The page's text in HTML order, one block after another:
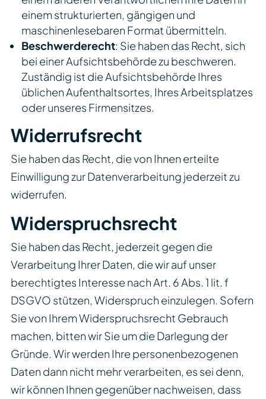
einem strukturierten, gängigen und
maschinenlesebaren Format übermitteln.
Beschwerderecht: Sie haben das Recht, sich
bei einer Aufsichtsbehörde zu beschweren.
Zuständig ist die Aufsichtsbehörde Ihres
üblichen Aufenthaltsortes, Ihres Arbeitsplatzes
oder unseres Firmensitzes.
Widerrufsrecht
Sie haben das Recht, die von Ihnen erteilte
Einwilligung zur Datenverarbeitung jederzeit zu
widerrufen.
Widerspruchsrecht
Sie haben das Recht, jederzeit gegen die
Verarbeitung Ihrer Daten, die wir auf unser
berechtigtes Interesse nach Art. 6 Abs. 1 lit. f
DSGVO stützen, Widerspruch einzulegen. Sofern
Sie von Ihrem Widerspruchsrecht Gebrauch
machen, bitten wir Sie um die Darlegung der
Gründe. Wir werden Ihre personenbezogenen
Daten dann nicht mehr verarbeiten, es sei denn,
wir können Ihnen gegenüber nachweisen, dass